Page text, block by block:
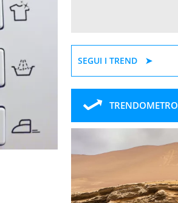
SEGUI I TREND
TRENDOMETRO